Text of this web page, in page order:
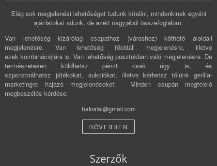
Elég sok megjelenési lehetőséget tudunk kínálni, mindenkinek egyéni
ajánlatokat adunk, de azért nagyjából összefoglalom:
Van lehetőség kizárólag csapathoz (városhoz) köthető aloldali
megjelenésre. Van lehetőség főoldali megjelenésre, illetve
ezek kombinációjára is. Van lehetőség posztokban való megjelenésre. De
természetesen küldhetsz pénzt csak úgy is, és
szponzorálhatsz játékokat, aukciókat, illetve kérhetsz tőlünk gerilla-
marketingre hajazó megjelenéseket. Minden csupán megfelelő
megbeszélés kérdése.
hatosfal@gmail.com
BŐVEBBEN
Szerzők